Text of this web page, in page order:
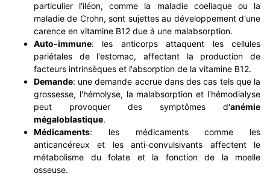
particulier l'iléon, comme la maladie coeliaque ou la
maladie de Crohn, sont sujettes au développement d'une
carence en vitamine B12 due à une malabsorption.
Auto-immune: les anticorps attaquent les cellules
pariétales de l'estomac, affectant la production de
facteurs intrinsèques et l'absorption de la vitamine B12.
Demande: une demande accrue dans des cas tels que la
grossesse, l'hémolyse, la malabsorption et l'hémodialyse
peut provoquer des symptômes d'anémie
mégaloblastique.
Médicaments: les médicaments comme les
anticancéreux et les anti-convulsivants affectent le
métabolisme du folate et la fonction de la moelle
osseuse.